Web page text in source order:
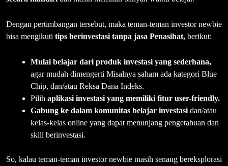
Dengan pertimbangan tersebut, maka teman-teman investor newbie
bisa mengikuti tips berinvestasi tanpa jasa Penasihat, berikut:
Mulai belajar dari produk investasi yang sederhana,
agar mudah dimengerti Misalnya saham ada kategori Blue
Chip, dan/atau Reksa Dana Indeks.
Pilih aplikasi investasi yang memiliki fitur user-friendly.
Gabung ke dalam komunitas belajar investasi dan/atau
kelas-kelas online yang dapat menunjang pengetahuan dan
skill berinvestasi.
So, kalau teman-teman investor newbie masih senang bereksplorasi